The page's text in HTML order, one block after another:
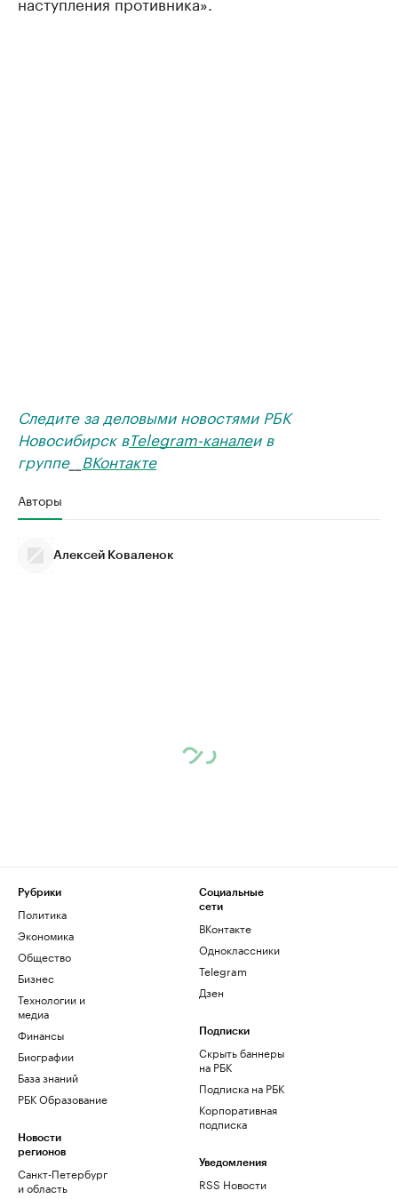
Следите за деловыми новостями РБК
Новосибирск вTelegram-каналеи в
группе__ ВКонтакте
Авторы
Алексей Коваленок
Рубрики
Политика
Экономика
Общество
Бизнес
Технологии и
медиа
Финансы
Биографии
База знаний
РБК Образование
Новости
регионов
Санкт-Петербург
и область
Социальные
сети
ВКонтакте
Одноклассники
Telegram
Дзен
Подписки
Скрыть баннеры
на РБК
Подписка на РБК
Корпоративная
подписка
Уведомления
RSS Новости